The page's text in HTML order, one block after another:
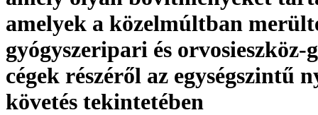
amelyek a közelmúltban
gyógyszeripari és orvosieszköz-
cégek részéről az egységszintű
követés tekintetében